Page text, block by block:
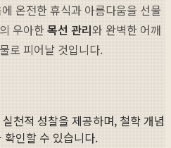
온전한 휴식과 아름다움을 선물
우아한 목선 관리와 완벽한 어깨
로 피어날 것입니다.
천적 성찰을 제공하며, 철학 개념
확인할 수 있습니다.